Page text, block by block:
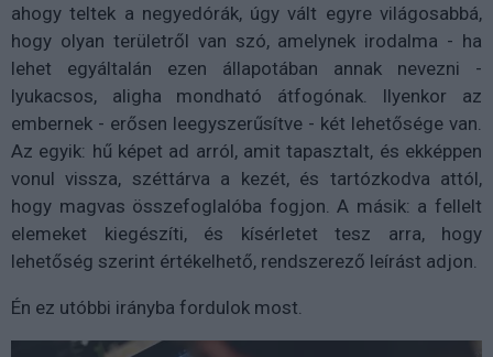
ahogy teltek a negyedórák, úgy vált egyre világosabbá,
hogy olyan területről van szó, amelynek irodalma - ha
lehet egyáltalán ezen állapotában annak nevezni -
lyukacsos, aligha mondható átfogónak. Ilyenkor az
embernek - erősen leegyszerűsítve - két lehetősége van.
Az egyik: hű képet ad arról, amit tapasztalt, és ekképpen
vonul vissza, széttárva a kezét, és tartózkodva attól,
hogy magvas összefoglalóba fogjon. A másik: a fellelt
elemeket kiegészíti, és kísérletet tesz arra, hogy
lehetőség szerint értékelhető, rendszerező leírást adjon.
Én ez utóbbi irányba fordulok most.